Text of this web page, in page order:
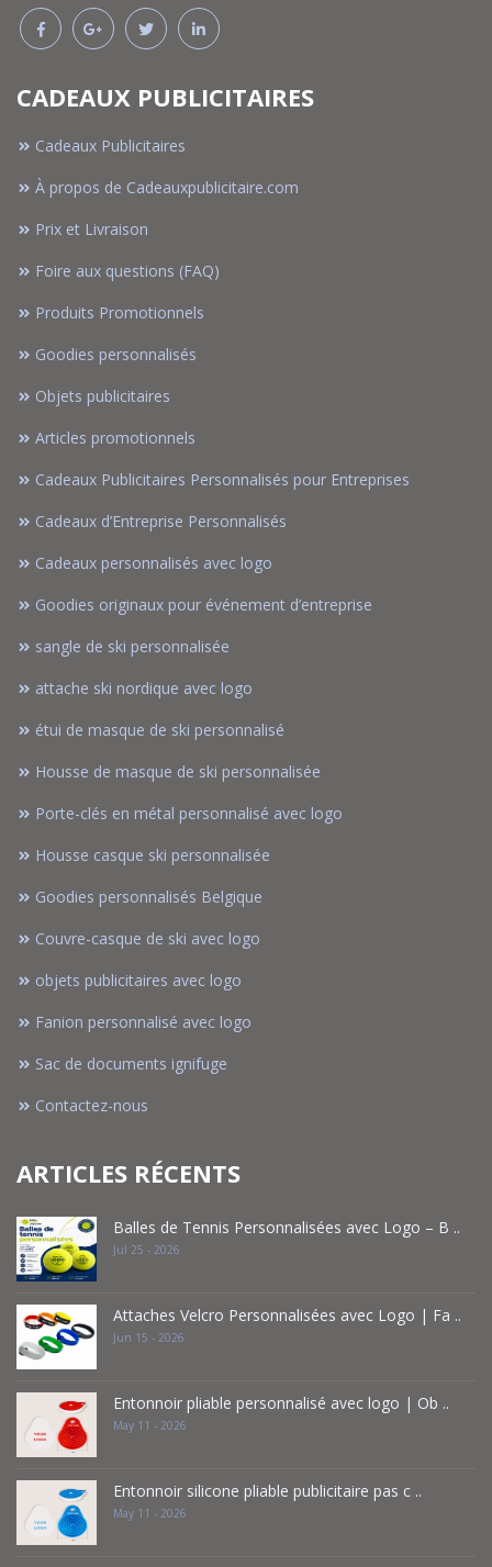
CADEAUX PUBLICITAIRES
Cadeaux Publicitaires
À propos de Cadeauxpublicitaire.com
Prix et Livraison
Foire aux questions (FAQ)
Produits Promotionnels
Goodies personnalisés
Objets publicitaires
Articles promotionnels
Cadeaux Publicitaires Personnalisés pour Entreprises
Cadeaux d’Entreprise Personnalisés
Cadeaux personnalisés avec logo
Goodies originaux pour événement d’entreprise
sangle de ski personnalisée
attache ski nordique avec logo
étui de masque de ski personnalisé
Housse de masque de ski personnalisée
Porte-clés en métal personnalisé avec logo
Housse casque ski personnalisée
Goodies personnalisés Belgique
Couvre-casque de ski avec logo
objets publicitaires avec logo
Fanion personnalisé avec logo
Sac de documents ignifuge
Contactez-nous
ARTICLES RÉCENTS
Balles de Tennis Personnalisées avec Logo – B ..
Jul 25 - 2026
Attaches Velcro Personnalisées avec Logo | Fa ..
Jun 15 - 2026
Entonnoir pliable personnalisé avec logo | Ob ..
May 11 - 2026
Entonnoir silicone pliable publicitaire pas c ..
May 11 - 2026